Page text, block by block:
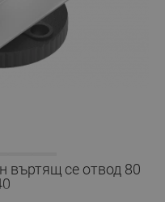
въртящ се отвод 80